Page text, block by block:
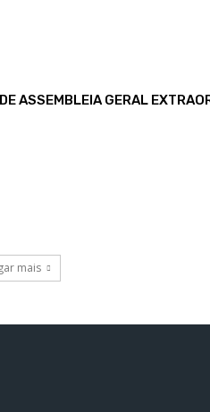
ASSEMBLEIA GERAL
mais